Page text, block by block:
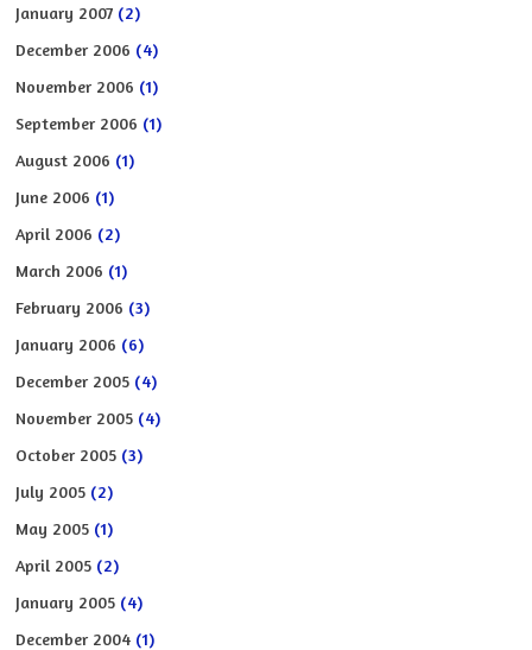
January 2007 (2)
December 2006 (4)
November 2006 (1)
September 2006 (1)
August 2006 (1)
June 2006 (1)
April 2006 (2)
March 2006 (1)
February 2006 (3)
January 2006 (6)
December 2005 (4)
November 2005 (4)
October 2005 (3)
July 2005 (2)
May 2005 (1)
April 2005 (2)
January 2005 (4)
December 2004 (1)